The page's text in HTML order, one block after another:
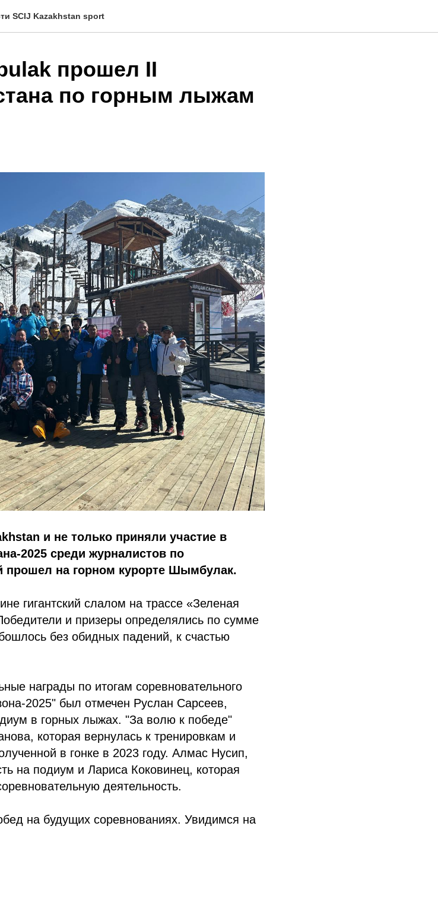
SCIJ Kazakhstan sport
прошел II
по горным лыжам
и не только приняли участие в
2025 среди журналистов по
прошел на горном курорте Шымбулак.
гигантский слалом на трассе «Зеленая
и призеры определялись по сумме
без обидных падений, к счастью
награды по итогам соревновательного
2025" был отмечен Руслан Сарсеев,
в горных лыжах. "За волю к победе"
которая вернулась к тренировкам и
в гонке в 2023 году. Алмас Нусип,
на подиум и Лариса Коковинец, которая
деятельность.
на будущих соревнованиях. Увидимся на